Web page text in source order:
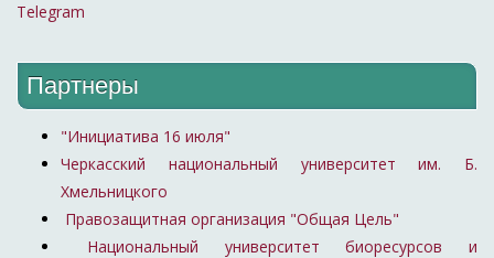
Telegram
Партнеры
"Инициатива 16 июля"
Черкасский национальный университет им. Б.
Хмельницкого
Правозащитная организация "Общая Цель"
Национальный университет биоресурсов и